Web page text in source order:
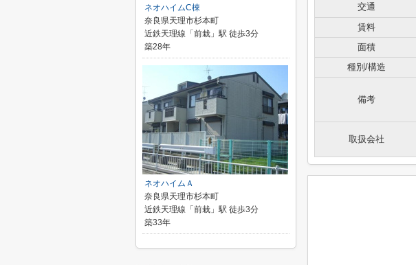
交通
賃料
面積
種別/構造
備考
取扱会社
ネオハイムC棟
奈良県天理市杉本町
近鉄天理線「前栽」駅 徒歩3分
築28年
ネオハイムＡ
奈良県天理市杉本町
近鉄天理線「前栽」駅 徒歩3分
築33年